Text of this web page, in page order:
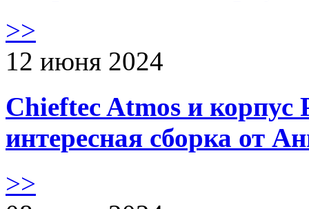
>>
12 июня 2024
Chieftec Atmos и корпус
интересная сборка от
>>